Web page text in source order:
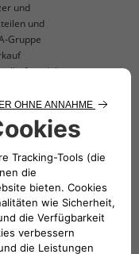
und
und
Gruppe
und dient
Ihr
Van oder
ans
–
verstellbar.